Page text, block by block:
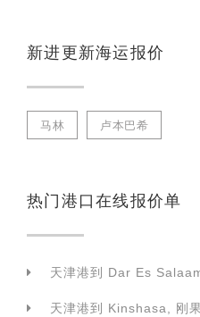
新进更新海运报价
马林 卢本巴希
热门港口在线报价单
天津港到 Dar Es
天津港到 Kinshasa, 刚